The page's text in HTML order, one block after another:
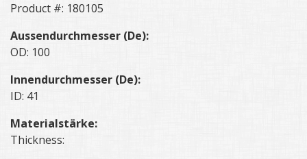
Product #: 180105
Aussendurchmesser (De):
OD: 100
Innendurchmesser (De):
ID: 41
Materialstärke:
Thickness: